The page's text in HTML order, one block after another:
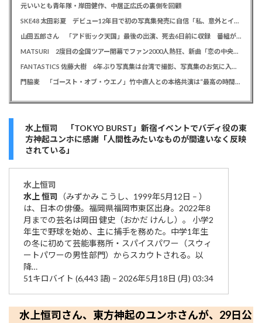
元いいとも青年隊・岸田健作、中居正広氏の裏側を回顧
SKE48 太田彩夏 デビュー12年目で初の写真集発売に自信「私、意外とイイ！」、勝負カットはベッド上のヌーディーな姿
山田五郎さん 「アド街ック天国」最後の出演、死去6日前に収録 番組が感謝「天国の五郎さんへ」
MATSURI 2度目の全国ツアー開幕でファン2000人熱狂、新曲「恋の中央線」も初披露「この曲で売れたいよ！」
FANTASTICS 佐藤大樹 6年ぶり写真集は台湾で撮影、写真集のお気に入りカットは「両親に見られるの恥ずかしい」
門脇麦 「ゴースト・オブ・ウエノ」竹中直人との本格共演は“最高の時間”「台本よりたくさんしゃべってた」
水上恒司 「TOKYO BURST」新宿イベントでバディ役の東
方神起ユンホに感謝「人間性みたいなものが間違いなく反映
されている」
水上恒司
水上 恒司 （みずかみ こうし、1999年5月12日 – ）
は、日本の俳優。福岡県福岡市東区出身。2022年8
月までの芸名は岡田 健史（おかだ けんし）。 小学2
年生で野球を始め、主に捕手を務めた。中学1年生
の冬に初めて芸能事務所・スパイスパワー（スウィ
ートパワーの男性部門）からスカウトされる。以
降…
51キロバイト (6,443 語) – 2026年5月18日 (月) 03:34
水上恒司さん、東方神起のユンホさんが、29日公